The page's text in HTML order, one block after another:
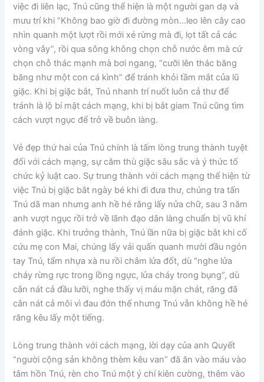
việc đi liên lạc, Tnú cũng thể hiện là một người gan dạ và
mưu trí khi “Không bao giờ đi đường mòn…leo lên cây cao
nhìn quanh một lượt rồi mới xé rừng mà đi, lọt tất cả các
vòng vây”, rồi qua sông không chọn chỗ nước êm mà cứ
chọn chỗ thác mạnh mà bơi ngang, “cưỡi lên thác băng
băng như một con cá kình” để tránh khỏi tầm mắt của lũ
giặc. Khi bị giặc bắt, Tnú nhanh trí nuốt luôn cả thư để
tránh là lộ bí mật cách mạng, khi bị bắt giam Tnú cũng tìm
cách vượt ngục để trở về buôn làng.
Vẻ đẹp thứ hai của Tnú chính là tấm lòng trung thành tuyệt
đối với cách mạng, sự căm thù giặc sâu sắc và ý thức tổ
chức kỷ luật cao. Sự trung thành với cách mạng thể hiện từ
việc Tnú bị giặc bắt ngày bé khi đi đưa thư, chúng tra tấn
Tnú dã man nhưng anh hề hé răng lấy nửa chữ, sau 3 năm
anh vượt ngục rồi trở về lãnh đạo dân làng chuẩn bị vũ khí
đánh giặc. Khi trưởng thành, Tnú lần nữa bị giặc bắt khi cố
cứu mẹ con Mai, chúng lấy vải quấn quanh mười đầu ngón
tay Tnú, tẩm nhựa xà nu rồi châm lửa đốt, dù “nghe lửa
cháy rừng rực trong lồng ngực, lửa cháy trong bụng”, dù
cắn nát cả đầu lưỡi, nghe thấy vị máu mặn chát, răng đã
cắn nát cả môi vì đau đớn thế nhưng Tnú vẫn không hề hé
răng kêu lấy một tiếng.
Lòng trung thành với cách mạng, lời dạy của anh Quyết
“người cộng sản không thèm kêu van” đã ăn vào máu vào
tâm hồn Tnú, rèn cho Tnú một ý chí kiên cường, thêm vào